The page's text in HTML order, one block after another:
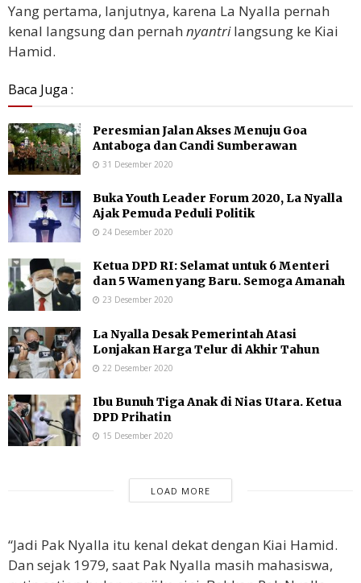
Yang pertama, lanjutnya, karena La Nyalla pernah
kenal langsung dan pernah nyantrilangsung ke Kiai
Hamid.
Baca Juga :
Peresmian Jalan Akses Menuju Goa
Antaboga dan Candi Sumberawan
31 Desember 2020
Buka Youth Leader Forum 2020, La Nyalla
Ajak Pemuda Peduli Politik
24 Desember 2020
Ketua DPD RI: Selamat untuk 6 Menteri
dan 5 Wamen yang Baru. Semoga Amanah
23 Desember 2020
La Nyalla Desak Pemerintah Atasi
Lonjakan Harga Telur di Akhir Tahun
22 Desember 2020
Ibu Bunuh Tiga Anak di Nias Utara. Ketua
DPD Prihatin
15 Desember 2020
LOAD MORE
“Jadi Pak Nyalla itu kenal dekat dengan Kiai Hamid.
Dan sejak 1979, saat Pak Nyalla masih mahasiswa,